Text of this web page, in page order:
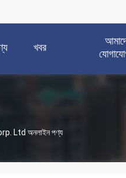
খবর
Ltd অনলাইন পণ্য